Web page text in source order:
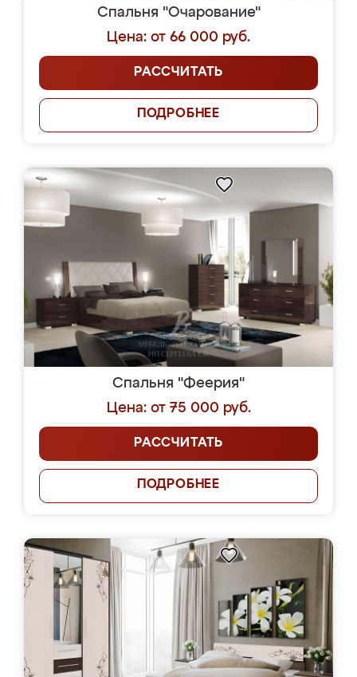
Спальня "Очарование"
Цена: от 66 000 руб.
РАССЧИТАТЬ
ПОДРОБНЕЕ
Спальня "Феерия"
Цена: от 75 000 руб.
РАССЧИТАТЬ
ПОДРОБНЕЕ